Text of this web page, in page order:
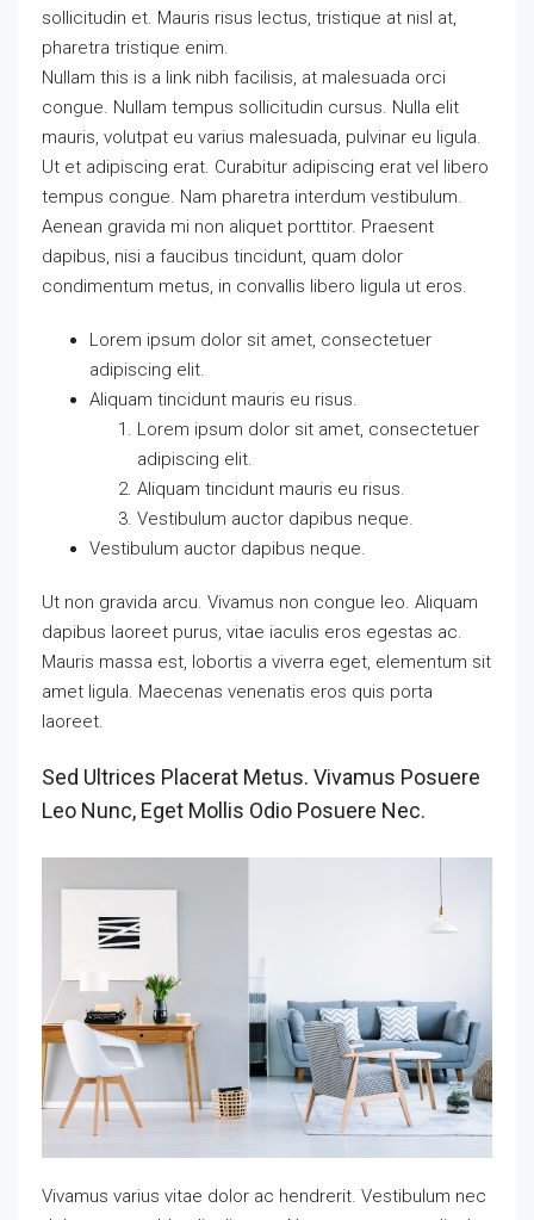
sollicitudin et. Mauris risus lectus, tristique at nisl at,
pharetra tristique enim.
Nullam this is a link nibh facilisis, at malesuada orci
congue. Nullam tempus sollicitudin cursus. Nulla elit
mauris, volutpat eu varius malesuada, pulvinar eu ligula.
Ut et adipiscing erat. Curabitur adipiscing erat vel libero
tempus congue. Nam pharetra interdum vestibulum.
Aenean gravida mi non aliquet porttitor. Praesent
dapibus, nisi a faucibus tincidunt, quam dolor
condimentum metus, in convallis libero ligula ut eros.
Lorem ipsum dolor sit amet, consectetuer
adipiscing elit.
Aliquam tincidunt mauris eu risus.
Lorem ipsum dolor sit amet, consectetuer
adipiscing elit.
Aliquam tincidunt mauris eu risus.
Vestibulum auctor dapibus neque.
Vestibulum auctor dapibus neque.
Ut non gravida arcu. Vivamus non congue leo. Aliquam
dapibus laoreet purus, vitae iaculis eros egestas ac.
Mauris massa est, lobortis a viverra eget, elementum sit
amet ligula. Maecenas venenatis eros quis porta
laoreet.
Sed Ultrices Placerat Metus. Vivamus Posuere
Leo Nunc, Eget Mollis Odio Posuere Nec.
Vivamus varius vitae dolor ac hendrerit. Vestibulum nec